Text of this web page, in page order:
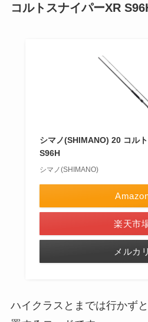
コルトスナイパーXR
シマノ(SHIMANO) 20 コル
S96H
シマノ(SHIMANO)
楽天市
メルカリ
ハイクラスとまでは行かず